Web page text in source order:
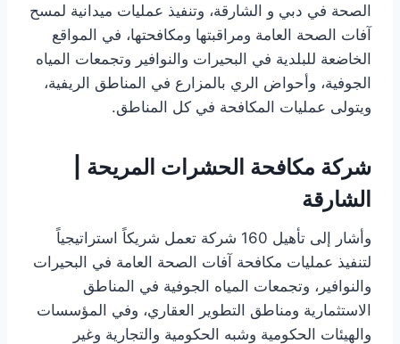
الصحة في دبي و الشارقة، وتنفيذ عمليات ميدانية لمسح
آفات الصحة العامة ومراقبتها ومكافحتها، في المواقع
الخاضعة للبلدية في البحيرات والنوافير وتجمعات المياه
الجوفية، وأحواض الري بالمزارع في المناطق الريفية،
ويتولى عمليات المكافحة في كل المناطق.
شركة مكافحة الحشرات المريحة |
الشارقة
وأشار إلى تأهيل 160 شركة تعمل شريكاً استراتيجياً
لتنفيذ عمليات مكافحة آفات الصحة العامة في البحيرات
والنوافير، وتجمعات المياه الجوفية في المناطق
الاستثمارية ومناطق التطوير العقاري، وفي المؤسسات
والهيئات الحكومية وشبه الحكومية والتجارية وغير